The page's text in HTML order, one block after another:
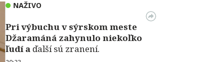
NAŽIVO
Pri výbuchu v sýrskom meste
Džaramáná zahynulo niekoľko
ľudí a ďalší sú zranení.